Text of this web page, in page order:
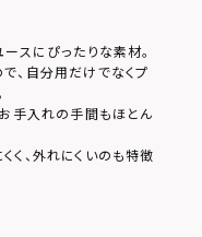
スにぴったりな素材。
、自分用だけでなくプ
手入れの手間もほとん
く、外れにくいのも特徴